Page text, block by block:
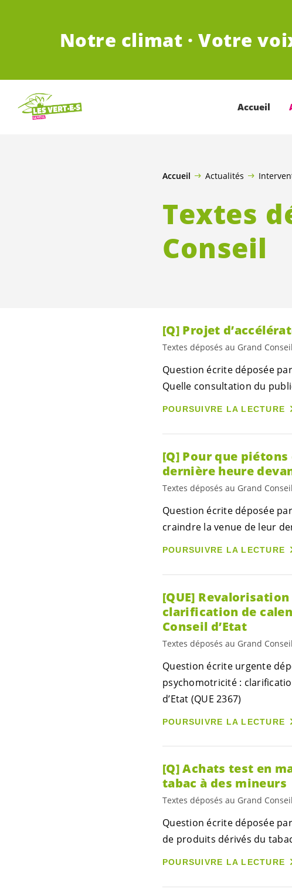
Notre climat · Votre
Accueil
Accueil Actualités
Textes
Conseil
[Q] Projet
Textes déposés au Grand Conseil
Question écrite déposée
Quelle consultation du
POURSUIVRE LA LECTURE
[Q] Pour que
dernière heure
Textes déposés au Grand Conseil
Question écrite déposée
craindre la venue de leur
POURSUIVRE LA LECTURE
[QUE]
clarification de
Conseil d’Etat
Textes déposés au Grand Conseil
Question écrite urgente
psychomotricité :
d’Etat (QUE 2367)
POURSUIVRE LA LECTURE
[Q] Achats test en
tabac à des mineurs
Textes déposés au Grand Conseil
Question écrite déposée
de produits dérivés du
POURSUIVRE LA LECTURE